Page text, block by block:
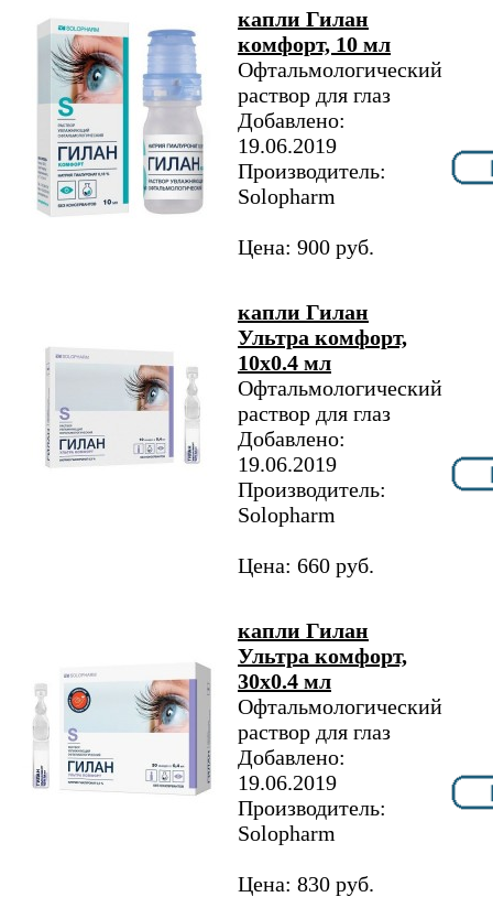
капли Гилан
комфорт, 10 мл
Офтальмологический
раствор для глаз
Добавлено:
19.06.2019
Производитель:
Solopharm
Цена: 900 руб.
капли Гилан
Ультра комфорт,
10х0.4 мл
Офтальмологический
раствор для глаз
Добавлено:
19.06.2019
Производитель:
Solopharm
Цена: 660 руб.
капли Гилан
Ультра комфорт,
30х0.4 мл
Офтальмологический
раствор для глаз
Добавлено:
19.06.2019
Производитель:
Solopharm
Цена: 830 руб.